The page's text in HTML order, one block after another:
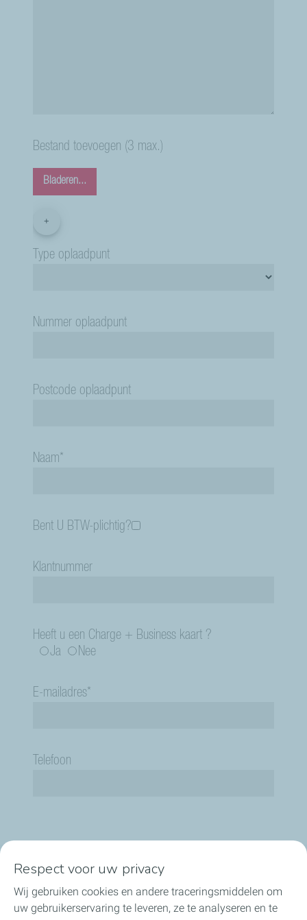
Onze sectoren in België
Onze producten in België
Respect voor uw privacy
Wij gebruiken cookies en andere traceringsmiddelen om
uw gebruikerservaring te leveren, ze te analyseren en te